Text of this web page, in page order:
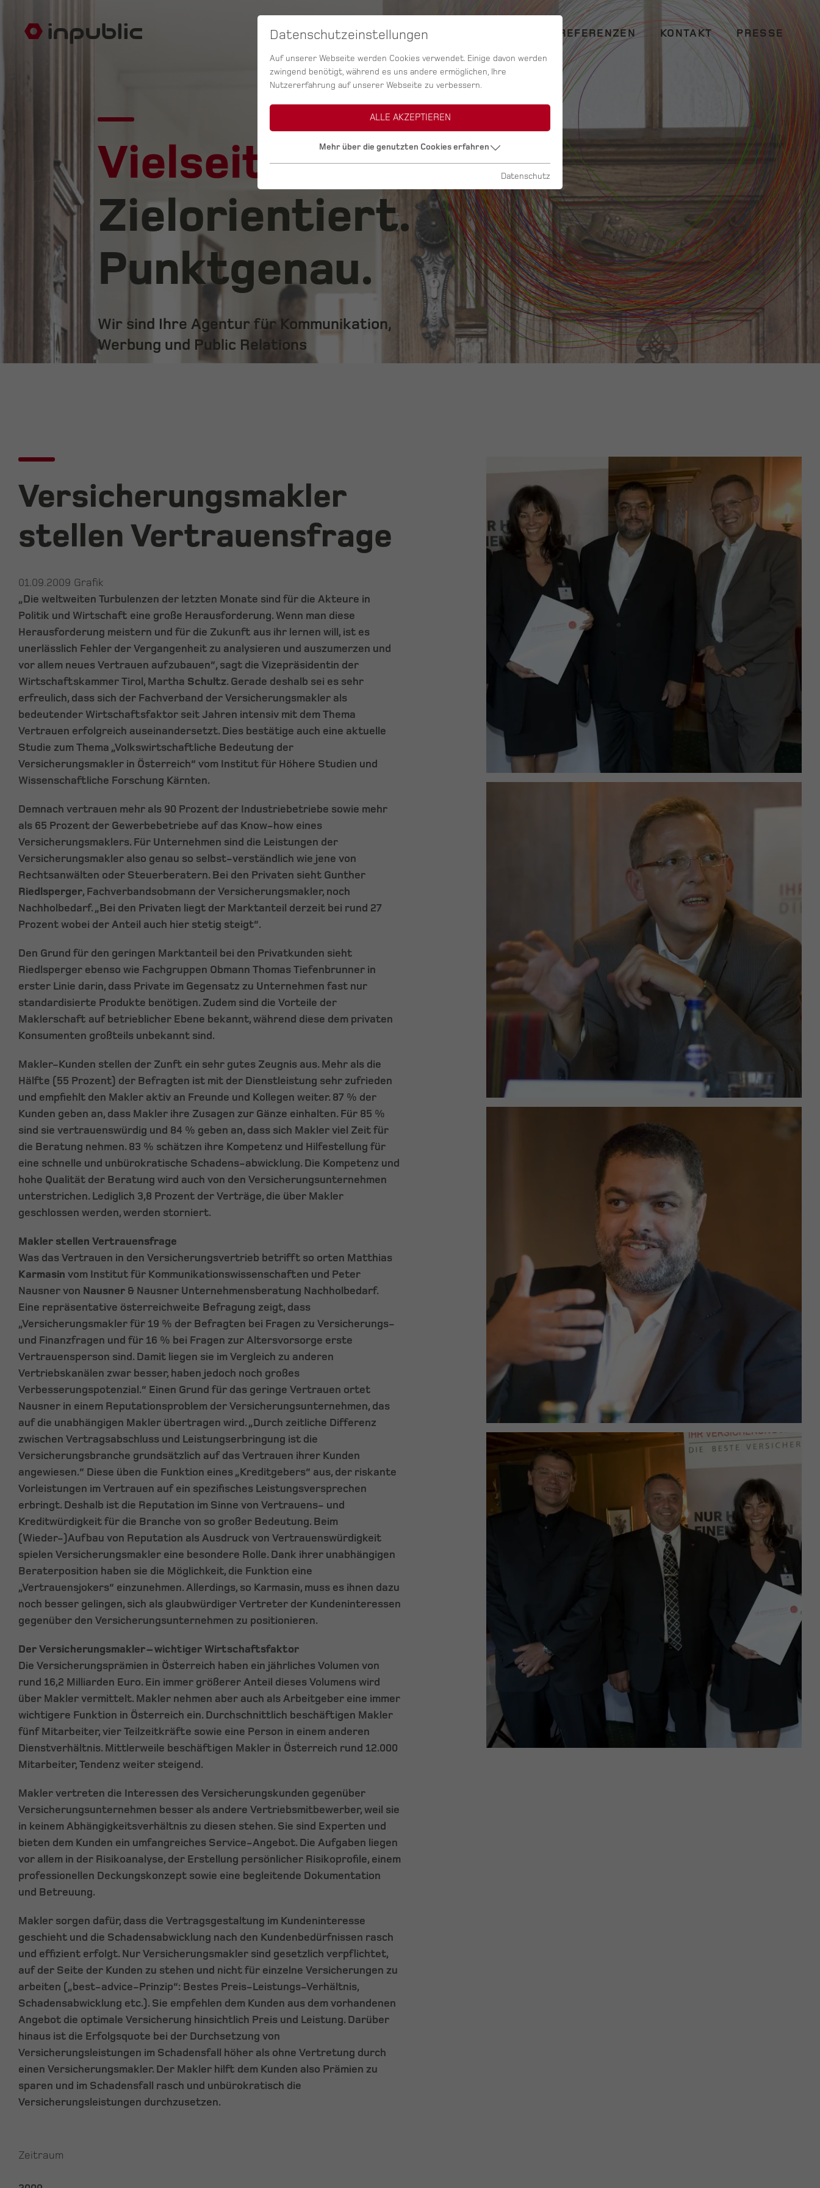
SERVICES AGENTUR REFERENZEN KONTAKT PRESSE
Vielseitig.
Zielorientiert.
Punktgenau.
Wir sind Ihre Agentur für Kommunikation,
Werbung und Public Relations
Versicherungsmakler
stellen Vertrauensfrage
01.09.2009 Grafik
„Die weltweiten Turbulenzen der letzten Monate sind für die Akteure in
Politik und Wirtschaft eine große Herausforderung. Wenn man diese
Herausforderung meistern und für die Zukunft aus ihr lernen will, ist es
unerlässlich Fehler der Vergangenheit zu analysieren und auszumerzen und
vor allem neues Vertrauen aufzubauen“, sagt die Vizepräsidentin der
Wirtschaftskammer Tirol, Martha Schultz. Gerade deshalb sei es sehr
erfreulich, dass sich der Fachverband der Versicherungsmakler als
bedeutender Wirtschaftsfaktor seit Jahren intensiv mit dem Thema
Vertrauen erfolgreich auseinandersetzt. Dies bestätige auch eine aktuelle
Studie zum Thema „Volkswirtschaftliche Bedeutung der
Versicherungsmakler in Österreich“ vom Institut für Höhere Studien und
Wissenschaftliche Forschung Kärnten.
Demnach vertrauen mehr als 90 Prozent der Industriebetriebe sowie mehr
als 65 Prozent der Gewerbebetriebe auf das Know-how eines
Versicherungsmaklers. Für Unternehmen sind die Leistungen der
Versicherungsmakler also genau so selbst-verständlich wie jene von
Rechtsanwälten oder Steuerberatern. Bei den Privaten sieht Gunther
Riedlsperger, Fachverbandsobmann der Versicherungsmakler, noch
Nachholbedarf. „Bei den Privaten liegt der Marktanteil derzeit bei rund 27
Prozent wobei der Anteil auch hier stetig steigt“.
Den Grund für den geringen Marktanteil bei den Privatkunden sieht
Riedlsperger ebenso wie Fachgruppen Obmann Thomas Tiefenbrunner in
erster Linie darin, dass Private im Gegensatz zu Unternehmen fast nur
standardisierte Produkte benötigen. Zudem sind die Vorteile der
Maklerschaft auf betrieblicher Ebene bekannt, während diese dem privaten
Konsumenten großteils unbekannt sind.
Makler-Kunden stellen der Zunft ein sehr gutes Zeugnis aus. Mehr als die
Hälfte (55 Prozent) der Befragten ist mit der Dienstleistung sehr zufrieden
und empfiehlt den Makler aktiv an Freunde und Kollegen weiter. 87 % der
Kunden geben an, dass Makler ihre Zusagen zur Gänze einhalten. Für 85 %
sind sie vertrauenswürdig und 84 % geben an, dass sich Makler viel Zeit für
die Beratung nehmen. 83 % schätzen ihre Kompetenz und Hilfestellung für
eine schnelle und unbürokratische Schadens-abwicklung. Die Kompetenz und
hohe Qualität der Beratung wird auch von den Versicherungsunternehmen
unterstrichen. Lediglich 3,8 Prozent der Verträge, die über Makler
geschlossen werden, werden storniert.
Makler stellen Vertrauensfrage
Was das Vertrauen in den Versicherungsvertrieb betrifft so orten Matthias
Karmasin vom Institut für Kommunikationswissenschaften und Peter
Nausner von Nausner & Nausner Unternehmensberatung Nachholbedarf.
Eine repräsentative österreichweite Befragung zeigt, dass
„Versicherungsmakler für 19 % der Befragten bei Fragen zu Versicherungs-
und Finanzfragen und für 16 % bei Fragen zur Altersvorsorge erste
Vertrauensperson sind. Damit liegen sie im Vergleich zu anderen
Vertriebskanälen zwar besser, haben jedoch noch großes
Verbesserungspotenzial.“ Einen Grund für das geringe Vertrauen ortet
Nausner in einem Reputationsproblem der Versicherungsunternehmen, das
auf die unabhängigen Makler übertragen wird. „Durch zeitliche Differenz
zwischen Vertragsabschluss und Leistungserbringung ist die
Versicherungsbranche grundsätzlich auf das Vertrauen ihrer Kunden
angewiesen.“ Diese üben die Funktion eines „Kreditgebers“ aus, der riskante
Vorleistungen im Vertrauen auf ein spezifisches Leistungsversprechen
erbringt. Deshalb ist die Reputation im Sinne von Vertrauens- und
Kreditwürdigkeit für die Branche von so großer Bedeutung. Beim
(Wieder-)Aufbau von Reputation als Ausdruck von Vertrauenswürdigkeit
spielen Versicherungsmakler eine besondere Rolle. Dank ihrer unabhängigen
Beraterposition haben sie die Möglichkeit, die Funktion eine
„Vertrauensjokers“ einzunehmen. Allerdings, so Karmasin, muss es ihnen dazu
noch besser gelingen, sich als glaubwürdiger Vertreter der Kundeninteressen
gegenüber den Versicherungsunternehmen zu positionieren.
Der Versicherungsmakler – wichtiger Wirtschaftsfaktor
Die Versicherungsprämien in Österreich haben ein jährliches Volumen von
rund 16,2 Milliarden Euro. Ein immer größerer Anteil dieses Volumens wird
über Makler vermittelt. Makler nehmen aber auch als Arbeitgeber eine immer
wichtigere Funktion in Österreich ein. Durchschnittlich beschäftigen Makler
fünf Mitarbeiter, vier Teilzeitkräfte sowie eine Person in einem anderen
Dienstverhältnis. Mittlerweile beschäftigen Makler in Österreich rund 12.000
Mitarbeiter, Tendenz weiter steigend.
Makler vertreten die Interessen des Versicherungskunden gegenüber
Versicherungsunternehmen besser als andere Vertriebsmitbewerber, weil sie
in keinem Abhängigkeitsverhältnis zu diesen stehen. Sie sind Experten und
bieten dem Kunden ein umfangreiches Service-Angebot. Die Aufgaben liegen
vor allem in der Risikoanalyse, der Erstellung persönlicher Risikoprofile, einem
professionellen Deckungskonzept sowie eine begleitende Dokumentation
und Betreuung.
Makler sorgen dafür, dass die Vertragsgestaltung im Kundeninteresse
geschieht und die Schadensabwicklung nach den Kundenbedürfnissen rasch
und effizient erfolgt. Nur Versicherungsmakler sind gesetzlich verpflichtet,
auf der Seite der Kunden zu stehen und nicht für einzelne Versicherungen zu
arbeiten („best-advice-Prinzip“: Bestes Preis-Leistungs-Verhältnis,
Schadensabwicklung etc.). Sie empfehlen dem Kunden aus dem vorhandenen
Angebot die optimale Versicherung hinsichtlich Preis und Leistung. Darüber
hinaus ist die Erfolgsquote bei der Durchsetzung von
Versicherungsleistungen im Schadensfall höher als ohne Vertretung durch
einen Versicherungsmakler. Der Makler hilft dem Kunden also Prämien zu
sparen und im Schadensfall rasch und unbürokratisch die
Versicherungsleistungen durchzusetzen.
Zeitraum
Datenschutzeinstellungen
Auf unserer Webseite werden Cookies verwendet. Einige davon werden
zwingend benötigt, während es uns andere ermöglichen, Ihre
Nutzererfahrung auf unserer Webseite zu verbessern.
ALLE AKZEPTIEREN
Mehr über die genutzten Cookies erfahren
Datenschutz